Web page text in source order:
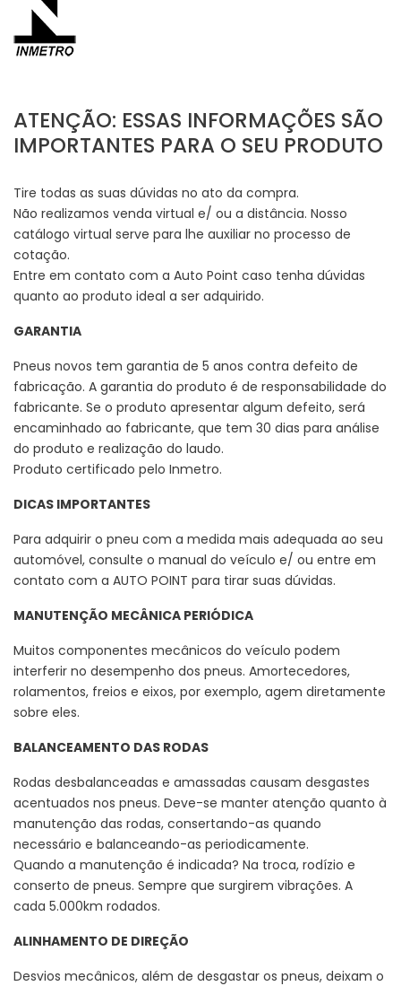
ATENÇÃO: ESSAS INFORMAÇÕES SÃO
IMPORTANTES PARA O SEU PRODUTO
Tire todas as suas dúvidas no ato da compra.
Não realizamos venda virtual e/ ou a distância. Nosso
catálogo virtual serve para lhe auxiliar no processo de
cotação.
Entre em contato com a Auto Point caso tenha dúvidas
quanto ao produto ideal a ser adquirido.
GARANTIA
Pneus novos tem garantia de 5 anos contra defeito de
fabricação. A garantia do produto é de responsabilidade do
fabricante. Se o produto apresentar algum defeito, será
encaminhado ao fabricante, que tem 30 dias para análise
do produto e realização do laudo.
Produto certificado pelo Inmetro.
DICAS IMPORTANTES
Para adquirir o pneu com a medida mais adequada ao seu
automóvel, consulte o manual do veículo e/ ou entre em
contato com a AUTO POINT para tirar suas dúvidas.
MANUTENÇÃO MECÂNICA PERIÓDICA
Muitos componentes mecânicos do veículo podem
interferir no desempenho dos pneus. Amortecedores,
rolamentos, freios e eixos, por exemplo, agem diretamente
sobre eles.
BALANCEAMENTO DAS RODAS
Rodas desbalanceadas e amassadas causam desgastes
acentuados nos pneus. Deve-se manter atenção quanto à
manutenção das rodas, consertando-as quando
necessário e balanceando-as periodicamente.
Quando a manutenção é indicada? Na troca, rodízio e
conserto de pneus. Sempre que surgirem vibrações. A
cada 5.000km rodados.
ALINHAMENTO DE DIREÇÃO
Desvios mecânicos, além de desgastar os pneus, deixam o